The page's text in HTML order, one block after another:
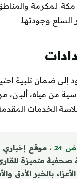
مكة المكرمة
السلع وجودتها.
إلى ضمان تلبية
من مياه، ألبان،
الخدمات
24
، موقع
صحفية متميزة
بالخبر الأدق